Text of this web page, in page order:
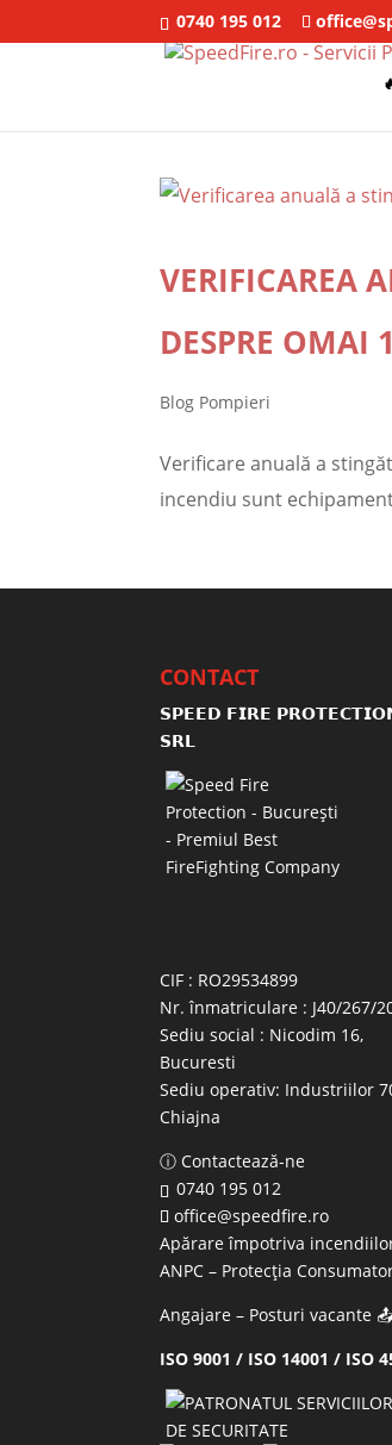
0740 195 012
VERIFICAREA
DESPRE OMAI
Blog Pompieri
Verificare anuală a
incendiu sunt
CONTACT
𝗦𝗣𝗘𝗘𝗗 𝗙𝗜𝗥𝗘
𝗦𝗥𝗟
CIF : RO29534899
Nr. înmatriculare : J40/267/
Sediu social : Nicodim 16,
Bucuresti
Sediu operativ: Industriilor
Chiajna
ⓘ Contactează-ne
0740 195 012
office@speedfire.ro
Apărare împotriva
ANPC – Protecția
Angajare – Posturi vacante 📤
ISO 9001 / ISO 14001 / ISO